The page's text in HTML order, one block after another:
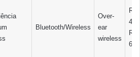
Bluetooth/Wireless
Over-
ear
wireless
R$
R$
600